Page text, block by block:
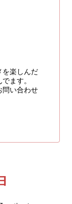
を楽しんだ
ます。
問い合わせ